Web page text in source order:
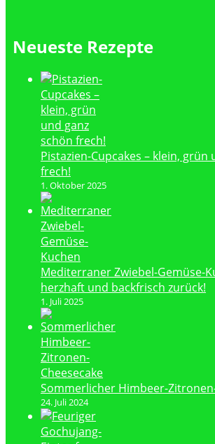
Neueste Rezepte
Pistazien-Cupcakes – klein, grün
frech!
1. Oktober 2025
Mediterraner Zwiebel-Gemüse-
herzhaft und backfrisch zurück!
1. Juli 2025
Sommerlicher Himbeer-
24. Juli 2024